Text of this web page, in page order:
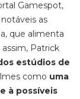
Gamespot,
as
que alimenta
Patrick
estúdios de
como uma
à possíveis